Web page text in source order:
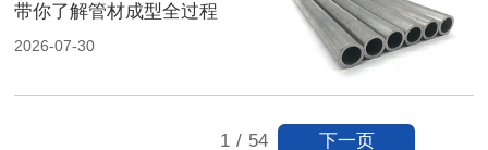
带你了解管材成型全过程
2026-07-30
1 / 54 下一页